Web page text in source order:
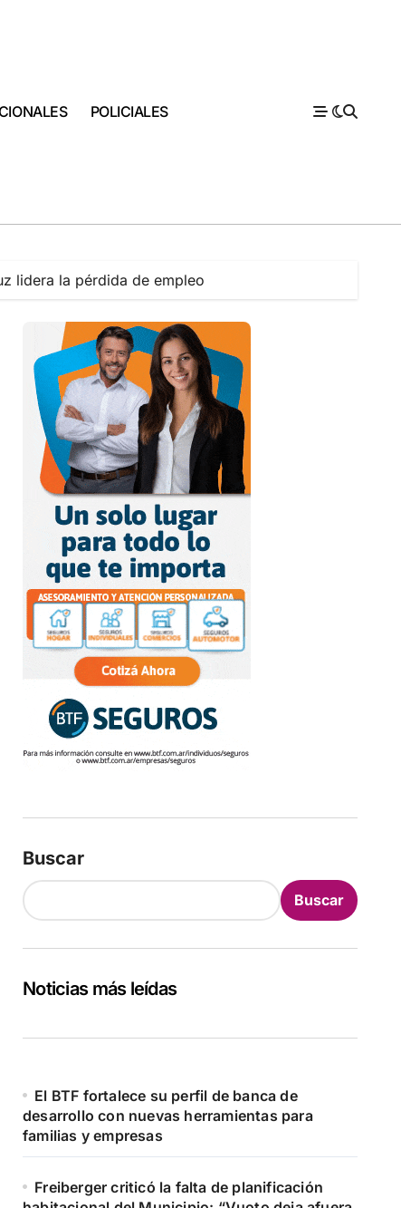
POLICIALES
lidera la pérdida de empleo
Buscar
Buscar
Noticias más leídas
El BTF fortalece su perfil de banca de
desarrollo con nuevas herramientas para
familias y empresas
Freiberger criticó la falta de planificación